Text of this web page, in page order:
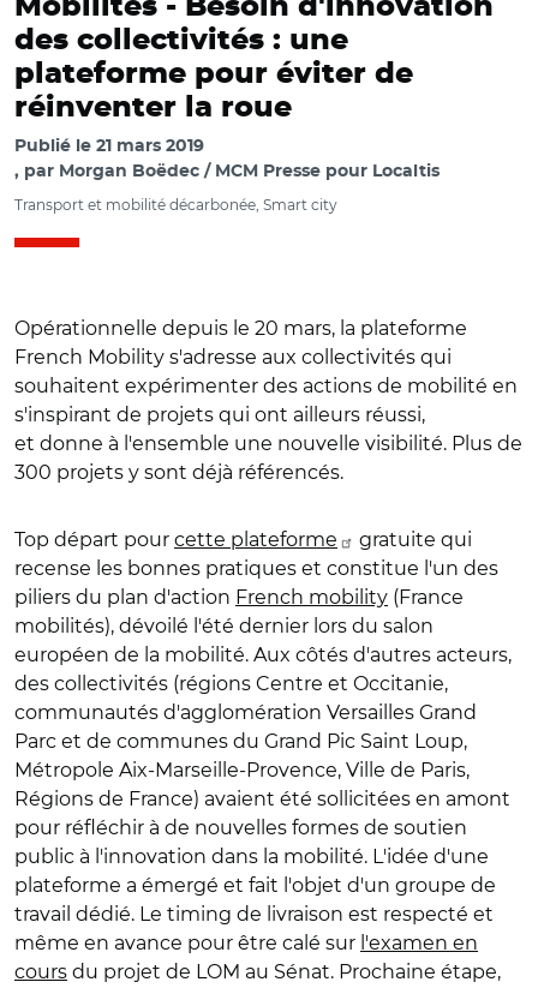
Mobilités - Besoin d'innovation
des collectivités : une
plateforme pour éviter de
réinventer la roue
Publié le 21 mars 2019
par Morgan Boëdec / MCM Presse pour Localtis
Transport et mobilité décarbonée, Smart city
Opérationnelle depuis le 20 mars, la plateforme
French Mobility s'adresse aux collectivités qui
souhaitent expérimenter des actions de mobilité en
s'inspirant de projets qui ont ailleurs réussi,
et donne à l'ensemble une nouvelle visibilité. Plus de
300 projets y sont déjà référencés.
Top départ pour cette plateforme
gratuite qui
recense les bonnes pratiques et constitue l'un des
piliers du plan d'action French mobility (France
mobilités), dévoilé l'été dernier lors du salon
européen de la mobilité. Aux côtés d'autres acteurs,
des collectivités (régions Centre et Occitanie,
communautés d'agglomération Versailles Grand
Parc et de communes du Grand Pic Saint Loup,
Métropole Aix-Marseille-Provence, Ville de Paris,
Régions de France) avaient été sollicitées en amont
pour réfléchir à de nouvelles formes de soutien
public à l'innovation dans la mobilité. L'idée d'une
plateforme a émergé et fait l'objet d'un groupe de
travail dédié. Le timing de livraison est respecté et
même en avance pour être calé sur l'examen en
cours du projet de LOM au Sénat. Prochaine étape,